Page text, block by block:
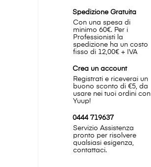
Spedizione Gratuita
Con una spesa di
minimo 60€. Per i
Professionisti la
spedizione ha un costo
fisso di 12,00€ + IVA
Crea un account
Registrati e riceverai un
buono sconto di €5, da
usare nei tuoi ordini con
Yuup!
0444 719637
Servizio Assistenza
pronto per risolvere
qualsiasi esigenza,
contattaci.